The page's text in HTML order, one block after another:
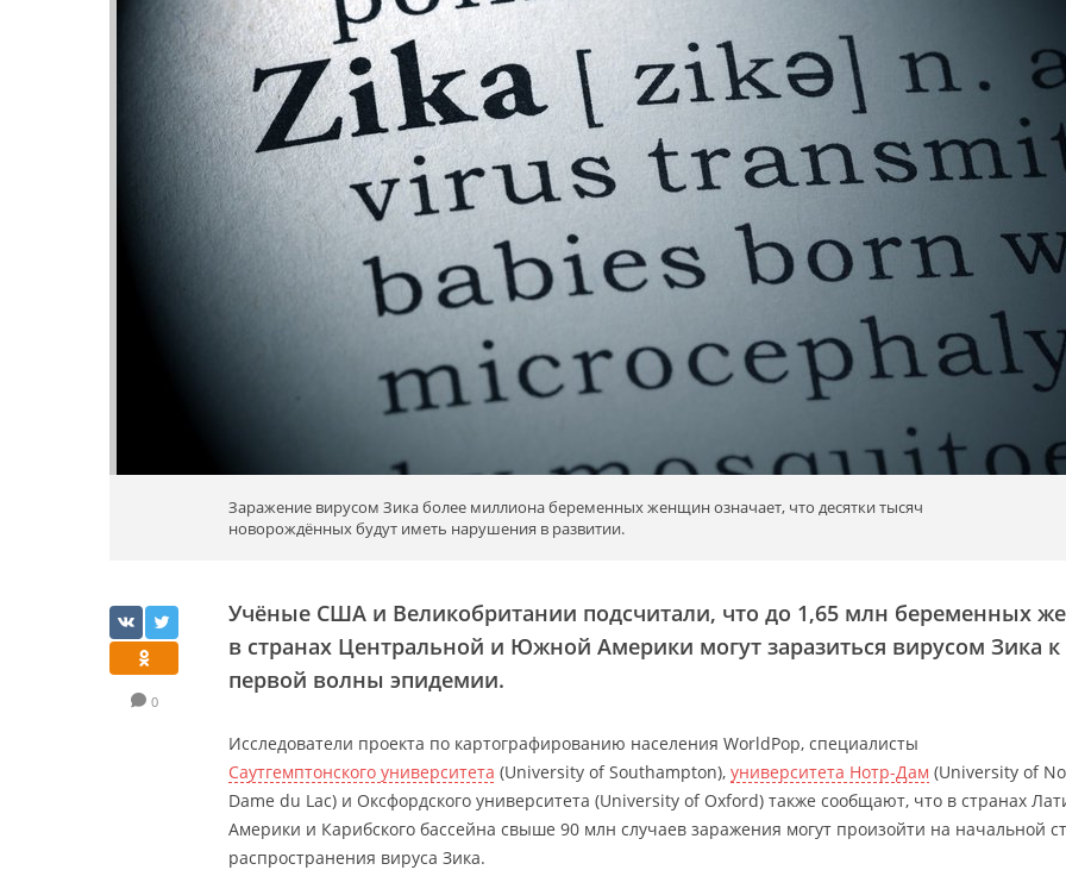
Заражение вирусом Зика более миллиона беременных женщин означает, что десятки тысяч
новорождённых будут иметь нарушения в развитии.
0
Учёные США и Великобритании подсчитали, что до 1,65 млн беременных
в странах Центральной и Южной Америки могут заразиться вирусом Зика
первой волны эпидемии.
Исследователи проекта по картографированию населения WorldPop, специалисты
Саутгемптонского университета (University of Southampton), университета Нотр-Дам (University of
Dame du Lac) и Оксфордского университета (University of Oxford) также сообщают, что в странах
Америки и Карибского бассейна свыше 90 млн случаев заражения могут произойти на начальной
распространения вируса Зика.